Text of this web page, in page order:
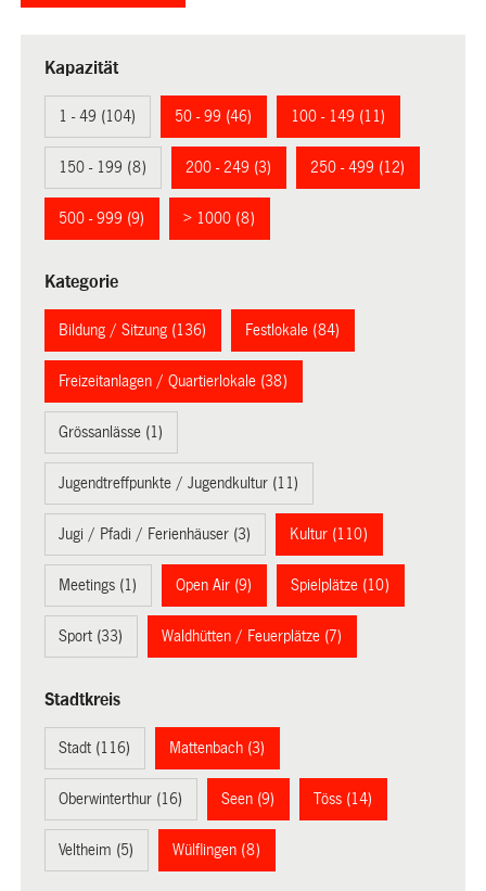
Kapazität
1 - 49 (104) 50 - 99 (46) 100 - 149 (11)
150 - 199 (8) 200 - 249 (3) 250 - 499 (12)
500 - 999 (9) > 1000 (8)
Kategorie
Bildung / Sitzung (136) Festlokale (84)
Freizeitanlagen / Quartierlokale (38)
Grössanlässe (1)
Jugendtreffpunkte / Jugendkultur (11)
Jugi / Pfadi / Ferienhäuser (3) Kultur (110)
Meetings (1) Open Air (9) Spielplätze (10)
Sport (33) Waldhütten / Feuerplätze (7)
Stadtkreis
Stadt (116) Mattenbach (3)
Oberwinterthur (16) Seen (9) Töss (14)
Veltheim (5) Wülflingen (8)